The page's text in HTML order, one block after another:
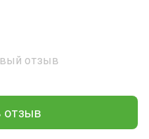
отзыв
отзыв